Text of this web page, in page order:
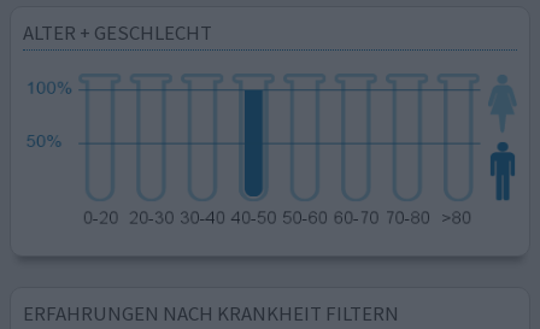
ALTER + GESCHLECHT
ERFAHRUNGEN NACH KRANKHEIT FILTERN